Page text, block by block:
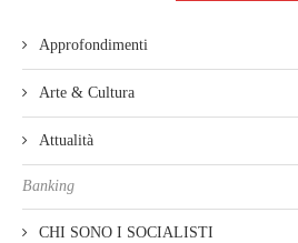
Approfondimenti
Arte & Cultura
Attualità
Banking
CHI SONO I SOCIALISTI